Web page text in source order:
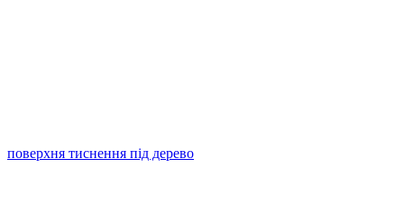
поверхня тиснення під дерево